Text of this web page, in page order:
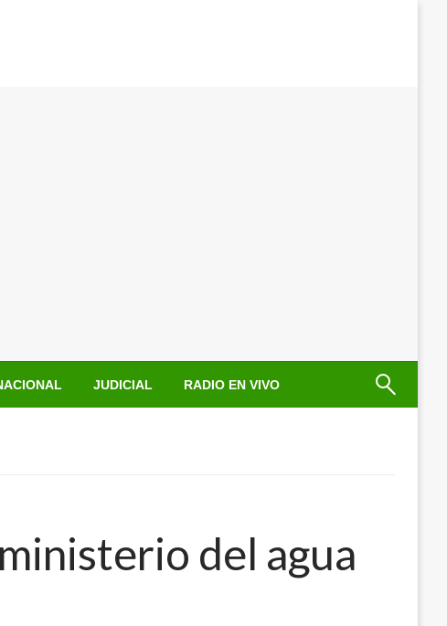
JUDICIAL RADIO EN VIVO
del agua